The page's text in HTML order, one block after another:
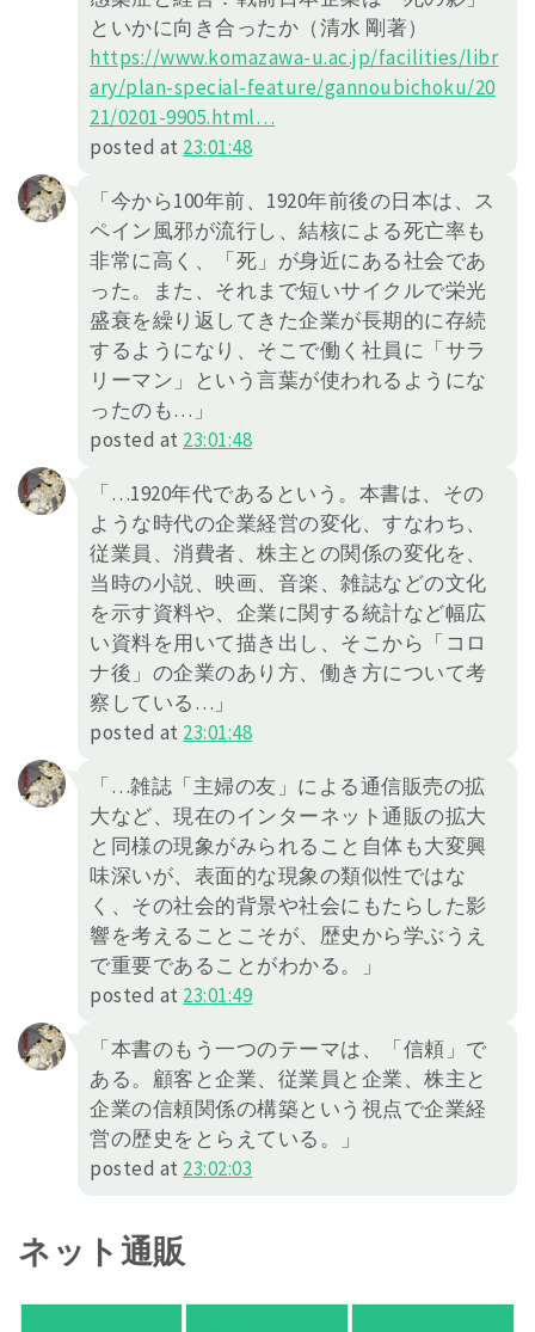
といかに向き合ったか（清水 剛著）
https://www.komazawa-u.ac.jp/facilities/libr
ary/plan-special-feature/gannoubichoku/20
21/0201-9905.html…
posted at 23:01:48
「今から100年前、1920年前後の日本は、ス
ペイン風邪が流行し、結核による死亡率も
非常に高く、「死」が身近にある社会であ
った。また、それまで短いサイクルで栄光
盛衰を繰り返してきた企業が長期的に存続
するようになり、そこで働く社員に「サラ
リーマン」という言葉が使われるようにな
ったのも…」
posted at 23:01:48
「…1920年代であるという。本書は、その
ような時代の企業経営の変化、すなわち、
従業員、消費者、株主との関係の変化を、
当時の小説、映画、音楽、雑誌などの文化
を示す資料や、企業に関する統計など幅広
い資料を用いて描き出し、そこから「コロ
ナ後」の企業のあり方、働き方について考
察している…」
posted at 23:01:48
「…雑誌「主婦の友」による通信販売の拡
大など、現在のインターネット通販の拡大
と同様の現象がみられること自体も大変興
味深いが、表面的な現象の類似性ではな
く、その社会的背景や社会にもたらした影
響を考えることこそが、歴史から学ぶうえ
で重要であることがわかる。」
posted at 23:01:49
「本書のもう一つのテーマは、「信頼」で
ある。顧客と企業、従業員と企業、株主と
企業の信頼関係の構築という視点で企業経
営の歴史をとらえている。」
posted at 23:02:03
ネット通販